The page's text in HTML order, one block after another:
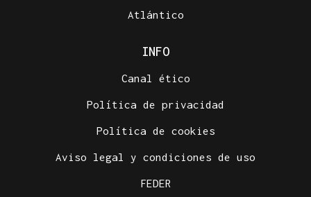
Atlántico
INFO
Canal ético
Política de privacidad
Política de cookies
Aviso legal y condiciones de uso
FEDER